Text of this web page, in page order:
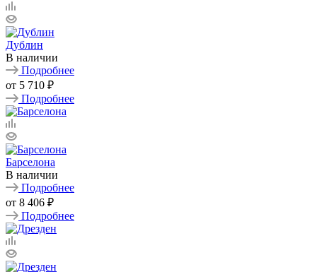
Дублин
В наличии
Подробнее
от 5 710 ₽
Подробнее
Барселона
В наличии
Подробнее
от 8 406 ₽
Подробнее